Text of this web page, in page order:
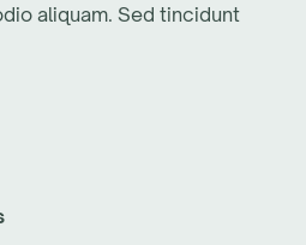
aliquam. Sed tincidunt